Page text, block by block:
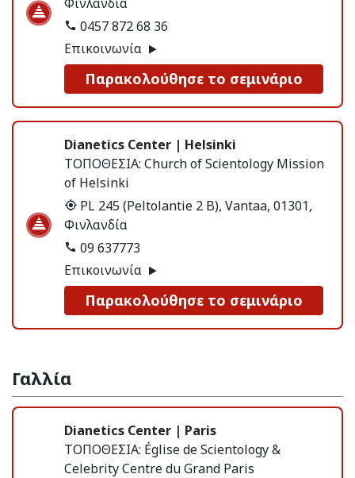
0457 872 68 36
Επικοινωνία
Παρακολούθησε το σεμινάριο
Dianetics Center | Helsinki
ΤΟΠΟΘΕΣΙΑ: Church of Scientology Mission
of Helsinki
PL 245 (Peltolantie 2 B), Vantaa, 01301,
Φινλανδία
09 637773
Επικοινωνία
Παρακολούθησε το σεμινάριο
Γαλλία
Dianetics Center | Paris
ΤΟΠΟΘΕΣΙΑ: Église de Scientology &
Celebrity Centre du Grand Paris